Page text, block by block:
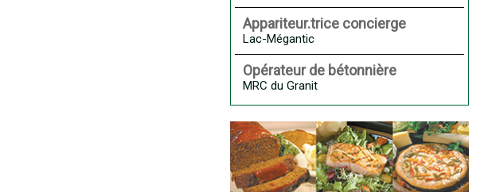
Appariteur.trice concierge
Lac-Mégantic
Opérateur de bétonnière
MRC du Granit